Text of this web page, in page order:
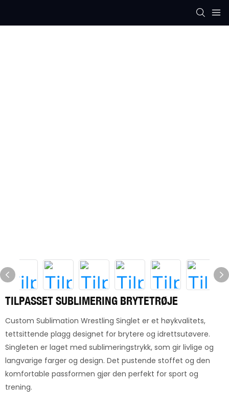
TILPASSET SUBLIMERING BRYTETRØJE
Custom Sublimation Wrestling Singlet er et høykvalitets,
tettsittende plagg designet for brytere og idrettsutøvere.
Singleten er laget med sublimeringstrykk, som gir livlige og
langvarige farger og design. Det pustende stoffet og den
komfortable passformen gjør den perfekt for sport og
trening.